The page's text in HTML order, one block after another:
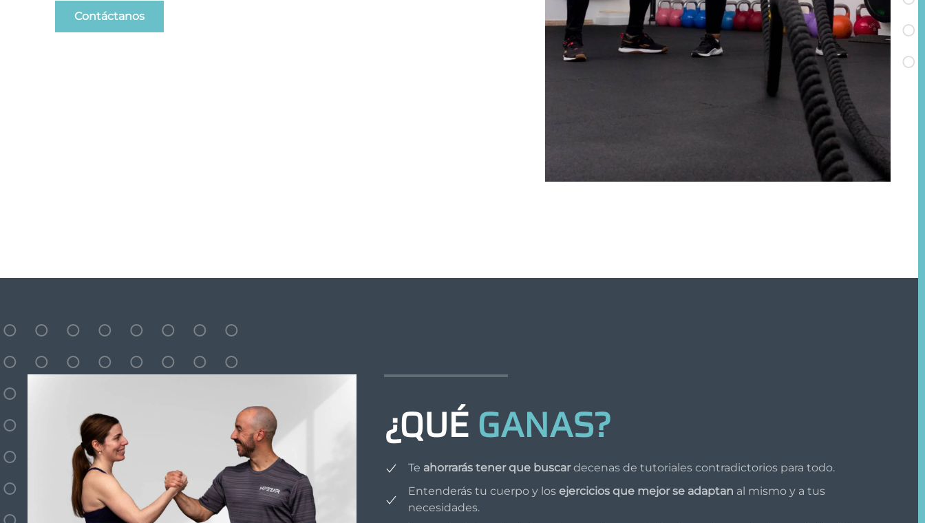
Contáctanos
¿QUÉGANAS?
Te ahorrarás tener que buscardecenas de tutoriales contradictorios para todo.
Entenderás tu cuerpo y los ejercicios que mejor se adaptan al mismo y a tus
necesidades.